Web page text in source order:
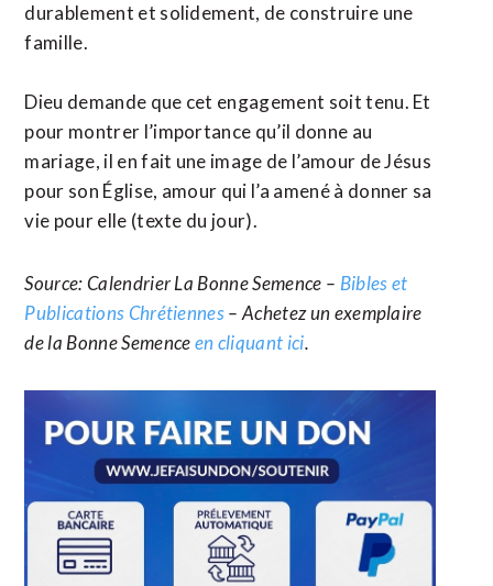
durablement et solidement, de construire une
famille.
Dieu demande que cet engagement soit tenu. Et
pour montrer l’importance qu’il donne au
mariage, il en fait une image de l’amour de Jésus
pour son Église, amour qui l’a amené à donner sa
vie pour elle (texte du jour).
Source: Calendrier La Bonne Semence – Bibles et
Publications Chrétiennes– Achetez un exemplaire
de la Bonne Semenceen cliquant ici.